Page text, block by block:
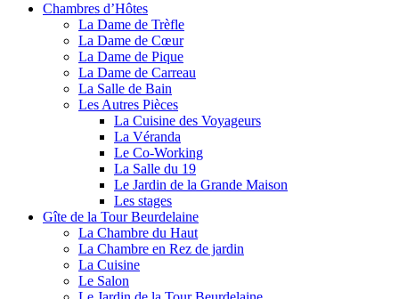
Chambres d’Hôtes
La Dame de Trèfle
La Dame de Cœur
La Dame de Pique
La Dame de Carreau
La Salle de Bain
Les Autres Pièces
La Cuisine des Voyageurs
La Véranda
Le Co-Working
La Salle du 19
Le Jardin de la Grande Maison
Les stages
Gîte de la Tour Beurdelaine
La Chambre du Haut
La Chambre en Rez de jardin
La Cuisine
Le Salon